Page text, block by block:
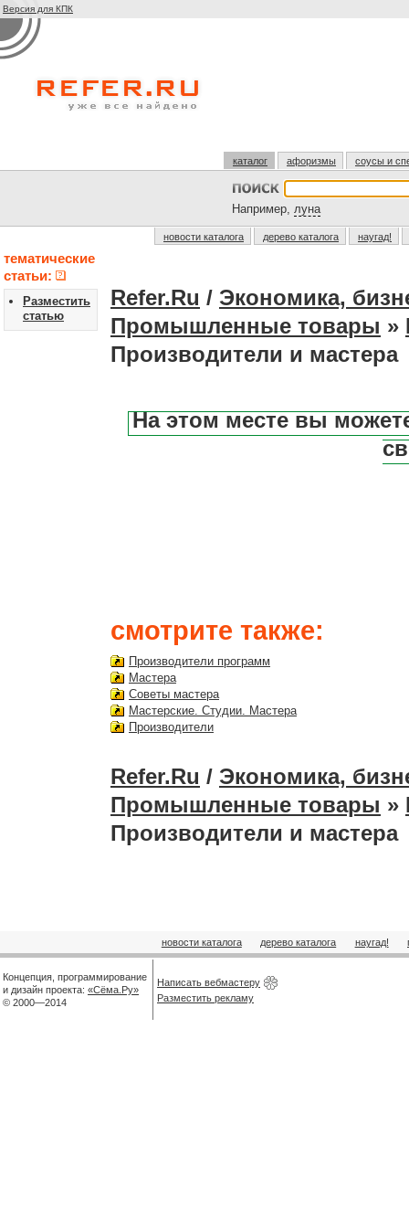
Версия для КПК
каталог афоризмы соусы и
Например, луна
новости каталога дерево каталога наугад!
тематические
статьи:
Разместить
статью
Refer.Ru / Экономика,
Промышленные товары »
Производители и мастера
На этом месте вы
смотрите также:
Производители программ
Мастера
Советы мастера
Мастерские. Студии. Мастера
Производители
Refer.Ru / Экономика,
Промышленные товары »
Производители и мастера
новости каталога дерево каталога наугад!
Концепция, программирование
и дизайн проекта: «Сёма.Ру»
© 2000—2014
Написать вебмастеру
Разместить рекламу